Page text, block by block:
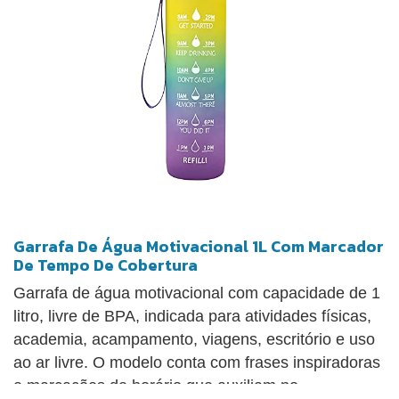
Garrafa De Água Motivacional 1L Com Marcador
De Tempo De Cobertura
Garrafa de água motivacional com capacidade de 1
litro, livre de BPA, indicada para atividades físicas,
academia, acampamento, viagens, escritório e uso
ao ar livre. O modelo conta com frases inspiradoras
e marcações de horário que auxiliam no